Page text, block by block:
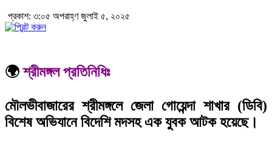
প্রকাশ: ৩:০৫ অপরাহ্ণ জুলাই ৫, ২০২৫
🌍শ্রীমঙ্গল প্রতিনিধিঃ
মৌলভীবাজারের শ্রীমঙ্গলে জেলা গোয়েন্দা শাখার (ডিবি)
বিশেষ অভিযানে বিদেশি মদসহ এক যুবক আটক হয়েছে।